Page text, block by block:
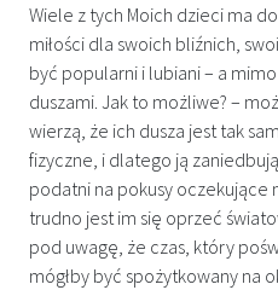
Wiele z tych Moich dzieci ma
miłości dla swoich bliźnich,
być popularni i lubiani – a
duszami. Jak to możliwe? –
wierzą, że ich dusza jest tak
fizyczne, i dlatego ją
podatni na pokusy oczekujące
trudno jest im się oprzeć
pod uwagę, że czas, który
mógłby być spożytkowany na